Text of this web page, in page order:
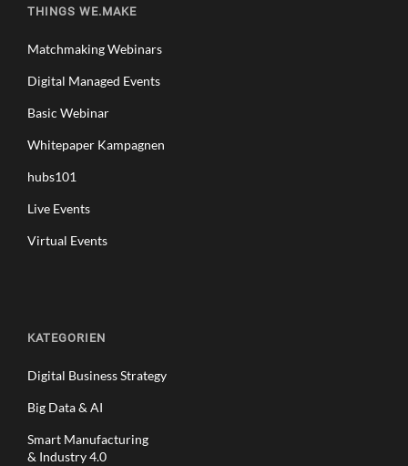
THINGS WE.MAKE
Matchmaking Webinars
Digital Managed Events
Basic Webinar
Whitepaper Kampagnen
hubs101
Live Events
Virtual Events
KATEGORIEN
Digital Business Strategy
Big Data & AI
Smart Manufacturing
& Industry 4.0